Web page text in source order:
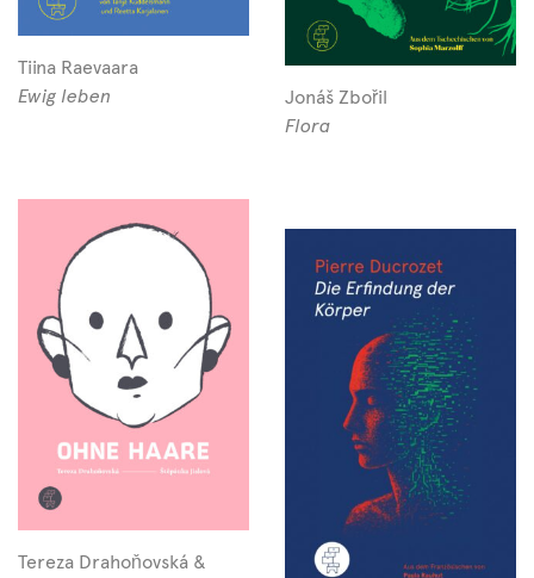
Tiina Raevaara
Ewig leben
Jonáš Zbořil
Flora
Tereza Drahoňovská &